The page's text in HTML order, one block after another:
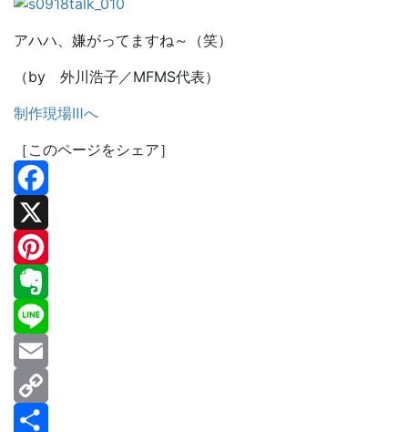
アハハ、嫌がってますね～（笑）
（by 外川浩子／MFMS代表）
制作現場Ⅲへ
［このページをシェア］
Facebook
X
Pinterest
Evernote
Line
Email
Copy